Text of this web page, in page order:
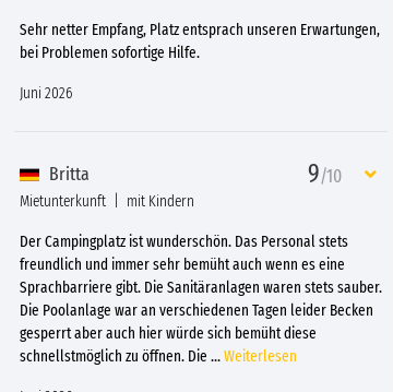
Sehr netter Empfang, Platz entsprach unseren Erwartungen,
bei Problemen sofortige Hilfe.
Juni 2026
Britta 9/10
Mietunterkunft mit Kindern
Der Campingplatz ist wunderschön. Das Personal stets
freundlich und immer sehr bemüht auch wenn es eine
Sprachbarriere gibt. Die Sanitäranlagen waren stets sauber.
Die Poolanlage war an verschiedenen Tagen leider Becken
gesperrt aber auch hier würde sich bemüht diese
schnellstmöglich zu öffnen. Die ...Weiterlesen